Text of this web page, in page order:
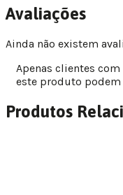
Avaliações
Ainda não existem
Apenas clientes
este produto
Produtos